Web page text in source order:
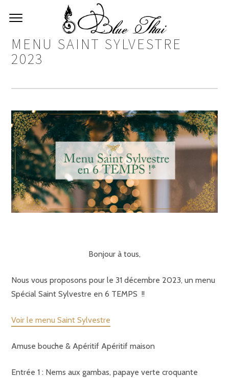
MENU SAINT SYLVESTRE
2023
Bonjour à tous,
Nous vous proposons pour le 31 décembre 2023, un menu
Spécial Saint Sylvestre en 6 TEMPS !!
Voir le menu Saint Sylvestre
Amuse bouche & Apéritif Apéritif maison
Entrée 1 : Nems aux gambas, papaye verte croquante